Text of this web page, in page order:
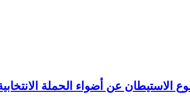
الاستيطان عن أضواء الحملة